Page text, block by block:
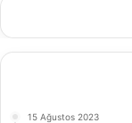
15 Ağustos 2023